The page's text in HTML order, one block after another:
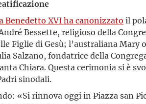
Benedetto XVI ha canonizzato il
Bessette, religioso della
Figlie di Gesù; l’australiana
Salzano, fondatrice della
Chiara. Questa cerimonia si è
sinodali.
«Si rinnova oggi in Piazza san